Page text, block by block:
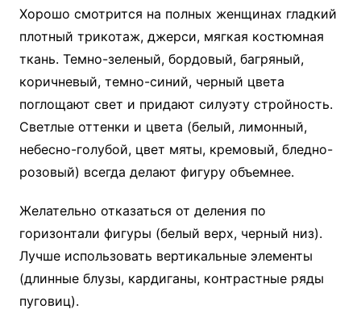
Хорошо смотрится на полных женщинах гладкий
плотный трикотаж, джерси, мягкая костюмная
ткань. Темно-зеленый, бордовый, багряный,
коричневый, темно-синий, черный цвета
поглощают свет и придают силуэту стройность.
Светлые оттенки и цвета (белый, лимонный,
небесно-голубой, цвет мяты, кремовый, бледно-
розовый) всегда делают фигуру объемнее.
Желательно отказаться от деления по
горизонтали фигуры (белый верх, черный низ).
Лучше использовать вертикальные элементы
(длинные блузы, кардиганы, контрастные ряды
пуговиц).